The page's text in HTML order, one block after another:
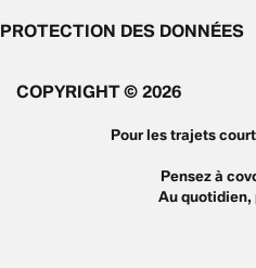
PROTECTION DES DONNÉES
COPYRIGHT © 2026
Pour les trajets
Pensez à
Au quotidien,